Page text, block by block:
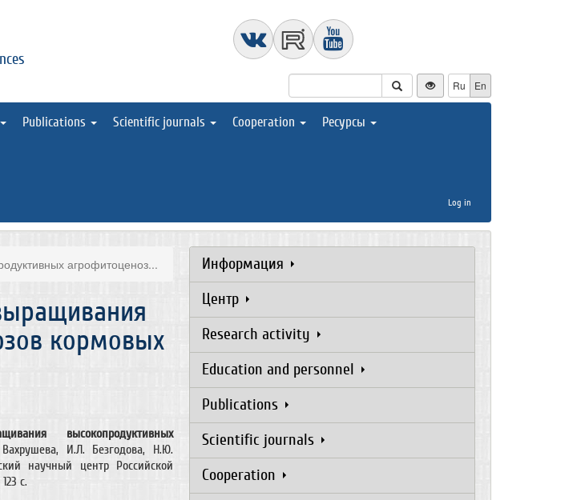
Ru En
Publications Scientific journals Cooperation Ресурсы
Log in
агрофитоценоз...
кормовых
высокопродуктивных
И.Л. Безгодова, Н.Ю.
научный центр Российской
с.
Информация
Центр
Research activity
Education and personnel
Publications
Scientific journals
Cooperation